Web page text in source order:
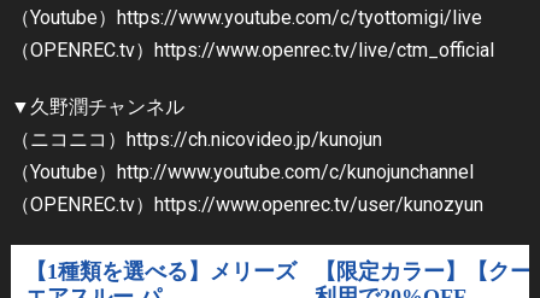
（Youtube）https://www.youtube.com/c/tyottomigi/live
（OPENREC.tv）https://www.openrec.tv/live/ctm_official
▼久野潤チャンネル
（ニコニコ）https://ch.nicovideo.jp/kunojun
（Youtube）http://www.youtube.com/c/kunojunchannel
（OPENREC.tv）https://www.openrec.tv/user/kunozyun